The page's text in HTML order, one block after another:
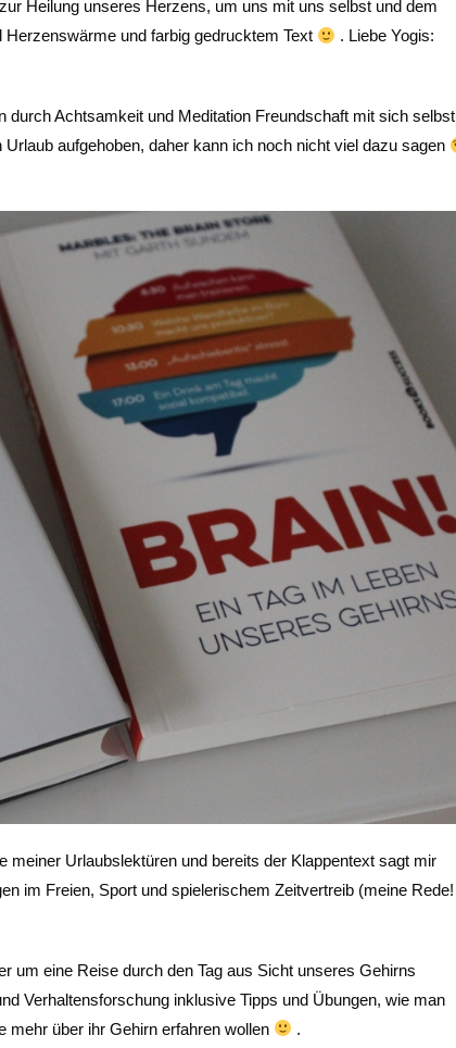
Heilung unseres Herzens, um uns mit uns selbst und dem
und farbig gedrucktem Text
. Liebe Yogis:
durch Achtsamkeit und Meditation Freundschaft mit sich selbst
aufgehoben, daher kann ich noch nicht viel dazu sagen
meiner Urlaubslektüren und bereits der Klappentext sagt mir
im Freien, Sport und spielerischem Zeitvertreib (meine Rede!
um eine Reise durch den Tag aus Sicht unseres Gehirns
Verhaltensforschung inklusive Tipps und Übungen, wie man
mehr über ihr Gehirn erfahren wollen
.